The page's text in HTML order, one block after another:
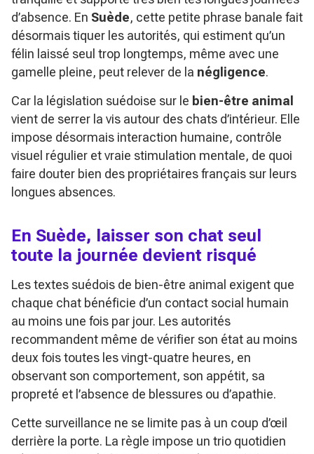
d’absence. En Suède, cette petite phrase banale fait
désormais tiquer les autorités, qui estiment qu’un
félin laissé seul trop longtemps, même avec une
gamelle pleine, peut relever de la négligence.
Car la législation suédoise sur le bien-être animal
vient de serrer la vis autour des chats d’intérieur. Elle
impose désormais interaction humaine, contrôle
visuel régulier et vraie stimulation mentale, de quoi
faire douter bien des propriétaires français sur leurs
longues absences.
En Suède, laisser son chat seul
toute la journée devient risqué
Les textes suédois de bien-être animal exigent que
chaque chat bénéficie d’un contact social humain
au moins une fois par jour. Les autorités
recommandent même de vérifier son état au moins
deux fois toutes les vingt-quatre heures, en
observant son comportement, son appétit, sa
propreté et l’absence de blessures ou d’apathie.
Cette surveillance ne se limite pas à un coup d’œil
derrière la porte. La règle impose un trio quotidien